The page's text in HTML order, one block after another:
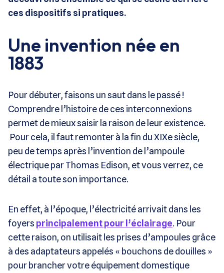
ces dispositifs si pratiques.
Une invention née en
1883
Pour débuter, faisons un saut dans le passé !
Comprendre l’histoire de ces interconnexions
permet de mieux saisir la raison de leur existence.
Pour cela, il faut remonter à la fin du XIXe siècle,
peu de temps après l’invention de l’ampoule
électrique par Thomas Edison, et vous verrez, ce
détail a toute son importance.
En effet, à l’époque, l’électricité arrivait dans les
foyers principalement pour l’éclairage. Pour
cette raison, on utilisait les prises d’ampoules grâce
à des adaptateurs appelés « bouchons de douilles »
pour brancher votre équipement domestique